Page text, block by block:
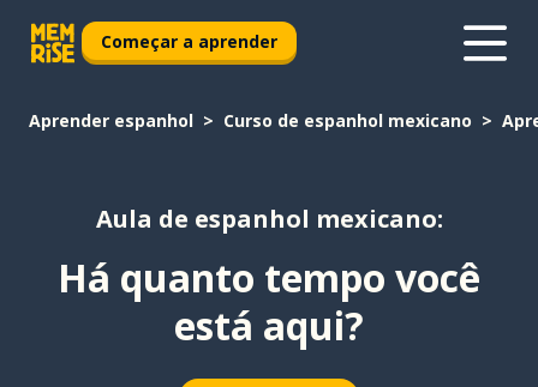
Começar a aprender
Aprender espanhol Curso de espanhol mexicano
Aula de espanhol mexicano:
Há quanto tempo você
está aqui?